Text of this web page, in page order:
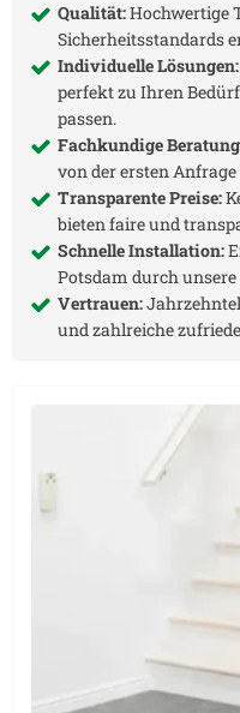
Qualität:Hochwertige
Sicherheitsstandards
Individuelle Lösungen:
perfekt zu Ihren
passen.
Fachkundige
von der ersten
Transparente Preise:
bieten faire und
Schnelle Installation:
Potsdam durch
Vertrauen:
und zahlreiche